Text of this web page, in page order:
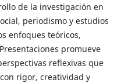
de la investigación en
periodismo y estudios
enfoques teóricos,
promueve
reflexivas que
rigor, creatividad y